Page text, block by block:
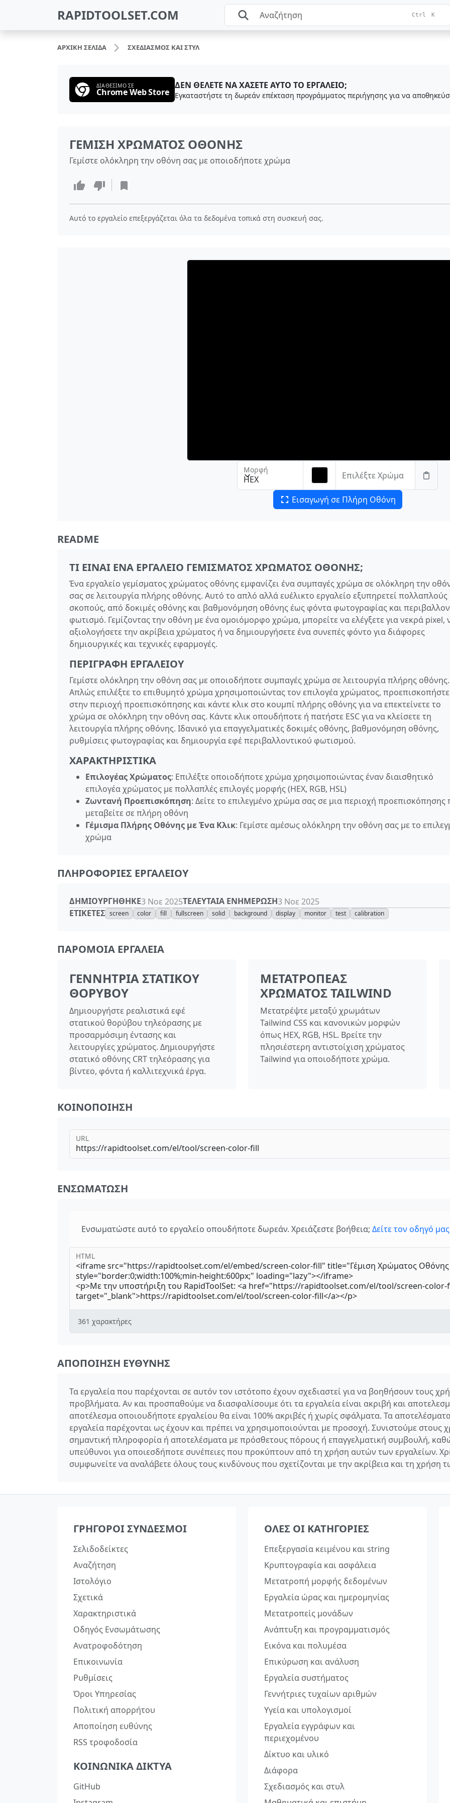
RAPIDTOOLSET.COM Ctrl K
ΑΡΧΙΚΉ ΣΕΛΊΔΑ ΣΧΕΔΙΑΣΜΌΣ ΚΑΙ ΣΤΥΛ
ΔΙΑΘΈΣΙΜΟ ΣΕ
Chrome Web Store
ΔΕΝ ΘΈΛΕΤΕ ΝΑ ΧΆΣΕΤΕ ΑΥΤΌ ΤΟ ΕΡΓΑΛΕΊΟ;
ΓΈΜΙΣΗ ΧΡΏΜΑΤΟΣ ΟΘΌΝΗΣ
Γεμίστε ολόκληρη την οθόνη σας με οποιοδήποτε χρώμα
Αυτό το εργαλείο επεξεργάζεται όλα τα δεδομένα τοπικά στη συσκευή σας.
HEX
Μορφή
Επιλέξτε Χρώμα
Εισαγωγή σε Πλήρη Οθόνη
README
ΤΙ ΕΊΝΑΙ ΈΝΑ ΕΡΓΑΛΕΊΟ ΓΕΜΊΣΜΑΤΟΣ ΧΡΏΜΑΤΟΣ ΟΘΌΝΗΣ;
Ένα εργαλείο γεμίσματος χρώματος οθόνης εμφανίζει ένα συμπαγές χρώμα σε ολόκληρη την
σας σε λειτουργία πλήρης οθόνης. Αυτό το απλό αλλά ευέλικτο εργαλείο εξυπηρετεί πολλαπλούς
σκοπούς, από δοκιμές οθόνης και βαθμονόμηση οθόνης έως φόντα φωτογραφίας και
φωτισμό. Γεμίζοντας την οθόνη με ένα ομοιόμορφο χρώμα, μπορείτε να ελέγξετε για νεκρά pixel,
αξιολογήσετε την ακρίβεια χρώματος ή να δημιουργήσετε ένα συνεπές φόντο για διάφορες
δημιουργικές και τεχνικές εφαρμογές.
ΠΕΡΙΓΡΑΦΉ ΕΡΓΑΛΕΊΟΥ
Γεμίστε ολόκληρη την οθόνη σας με οποιοδήποτε συμπαγές χρώμα σε λειτουργία πλήρης οθόνης.
Απλώς επιλέξτε το επιθυμητό χρώμα χρησιμοποιώντας τον επιλογέα χρώματος,
στην περιοχή προεπισκόπησης και κάντε κλικ στο κουμπί πλήρης οθόνης για να επεκτείνετε το
χρώμα σε ολόκληρη την οθόνη σας. Κάντε κλικ οπουδήποτε ή πατήστε ESC για να κλείσετε τη
λειτουργία πλήρης οθόνης. Ιδανικό για επαγγελματικές δοκιμές οθόνης, βαθμονόμηση οθόνης,
ρυθμίσεις φωτογραφίας και δημιουργία εφέ περιβαλλοντικού φωτισμού.
ΧΑΡΑΚΤΗΡΙΣΤΙΚΆ
Επιλογέας Χρώματος: Επιλέξτε οποιοδήποτε χρώμα χρησιμοποιώντας έναν διαισθητικό
επιλογέα χρώματος με πολλαπλές επιλογές μορφής (HEX, RGB, HSL)
Ζωντανή Προεπισκόπηση: Δείτε το επιλεγμένο χρώμα σας σε μια περιοχή προεπισκόπησης
μεταβείτε σε πλήρη οθόνη
Γέμισμα Πλήρης Οθόνης με Ένα Κλικ: Γεμίστε αμέσως ολόκληρη την οθόνη σας με το
χρώμα
ΠΛΗΡΟΦΟΡΊΕΣ ΕΡΓΑΛΕΊΟΥ
ΔΗΜΙΟΥΡΓΉΘΗΚΕ3 Νοε 2025ΤΕΛΕΥΤΑΊΑ ΕΝΗΜΈΡΩΣΗ3 Νοε 2025
ΕΤΙΚΈΤΕΣ screen color fill fullscreen solid background display monitor test calibration
ΠΑΡΌΜΟΙΑ ΕΡΓΑΛΕΊΑ
ΓΕΝΝΉΤΡΙΑ ΣΤΑΤΙΚΟΎ
ΘΟΡΎΒΟΥ
Δημιουργήστε ρεαλιστικά εφέ
στατικού θορύβου τηλεόρασης με
προσαρμόσιμη έντασης και
λειτουργίες χρώματος. Δημιουργήστε
στατικό οθόνης CRT τηλεόρασης για
βίντεο, φόντα ή καλλιτεχνικά έργα.
ΜΕΤΑΤΡΟΠΈΑΣ
ΧΡΏΜΑΤΟΣ TAILWIND
Μετατρέψτε μεταξύ χρωμάτων
Tailwind CSS και κανονικών μορφών
όπως HEX, RGB, HSL. Βρείτε την
πλησιέστερη αντιστοίχιση χρώματος
Tailwind για οποιοδήποτε χρώμα.
ΚΟΙΝΟΠΟΊΗΣΗ
URL
ΕΝΣΩΜΆΤΩΣΗ
Ενσωματώστε αυτό το εργαλείο οπουδήποτε δωρεάν. Χρειάζεστε βοήθεια; Δείτε τον οδηγό μας
HTML
361 χαρακτήρες
ΑΠΟΠΟΊΗΣΗ ΕΥΘΎΝΗΣ
Τα εργαλεία που παρέχονται σε αυτόν τον ιστότοπο έχουν σχεδιαστεί για να βοηθήσουν τους
προβλήματα. Αν και προσπαθούμε να διασφαλίσουμε ότι τα εργαλεία είναι ακριβή και
αποτέλεσμα οποιουδήποτε εργαλείου θα είναι 100% ακριβές ή χωρίς σφάλματα. Τα
εργαλεία παρέχονται ως έχουν και πρέπει να χρησιμοποιούνται με προσοχή. Συνιστούμε
σημαντική πληροφορία ή αποτελέσματα με πρόσθετους πόρους ή επαγγελματική συμβουλή,
υπεύθυνοι για οποιεσδήποτε συνέπειες που προκύπτουν από τη χρήση αυτών των εργαλείων.
συμφωνείτε να αναλάβετε όλους τους κινδύνους που σχετίζονται με την ακρίβεια και τη
ΓΡΉΓΟΡΟΙ ΣΎΝΔΕΣΜΟΙ
Σελιδοδείκτες
Αναζήτηση
Ιστολόγιο
Σχετικά
Χαρακτηριστικά
Οδηγός Ενσωμάτωσης
Ανατροφοδότηση
Επικοινωνία
Ρυθμίσεις
Όροι Υπηρεσίας
Πολιτική απορρήτου
Αποποίηση ευθύνης
RSS τροφοδοσία
ΚΟΙΝΩΝΙΚΆ ΔΊΚΤΥΑ
GitHub
ΌΛΕΣ ΟΙ ΚΑΤΗΓΟΡΊΕΣ
Επεξεργασία κειμένου και string
Κρυπτογραφία και ασφάλεια
Μετατροπή μορφής δεδομένων
Εργαλεία ώρας και ημερομηνίας
Μετατροπείς μονάδων
Ανάπτυξη και προγραμματισμός
Εικόνα και πολυμέσα
Επικύρωση και ανάλυση
Εργαλεία συστήματος
Γεννήτριες τυχαίων αριθμών
Υγεία και υπολογισμοί
Εργαλεία εγγράφων και
περιεχομένου
Δίκτυο και υλικό
Διάφορα
Σχεδιασμός και στυλ